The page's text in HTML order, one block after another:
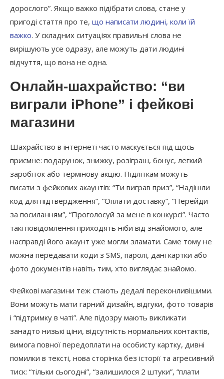
дорослого”. Якщо важко підібрати слова, стане у
пригоді стаття про те, що написати людині, коли їй
важко. У складних ситуаціях правильні слова не
вирішують усе одразу, але можуть дати людині
відчуття, що вона не одна.
Онлайн-шахрайство: “ви
виграли iPhone” і фейкові
магазини
Шахрайство в інтернеті часто маскується під щось
приємне: подарунок, знижку, розіграш, бонус, легкий
заробіток або термінову акцію. Підліткам можуть
писати з фейкових акаунтів: “Ти виграв приз”, “Надішли
код для підтвердження”, “Оплати доставку”, “Перейди
за посиланням”, “Проголосуй за мене в конкурсі”. Часто
такі повідомлення приходять ніби від знайомого, але
насправді його акаунт уже могли зламати. Саме тому не
можна передавати коди з SMS, паролі, дані картки або
фото документів навіть тим, хто виглядає знайомо.
Фейкові магазини теж стають дедалі переконливішими.
Вони можуть мати гарний дизайн, відгуки, фото товарів
і “підтримку в чаті”. Але підозру мають викликати
занадто низькі ціни, відсутність нормальних контактів,
вимога повної передоплати на особисту картку, дивні
помилки в тексті, нова сторінка без історії та агресивний
тиск: “тільки сьогодні”, “залишилося 2 штуки”, “плати